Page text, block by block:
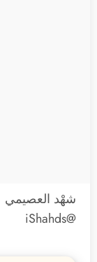
شهْد العصيمي
@iShahds